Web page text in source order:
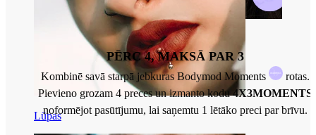
Lūpas
PĒRC 4, MAKSĀ PAR 3
Kombinē savā starpā jebkuras Bodymod Moments
rotas.
Pievieno grozam 4 preces un izmanto kodu4X3MOMENTS
noformējot pasūtījumu, lai saņemtu 1 lētāko preci par brīvu.